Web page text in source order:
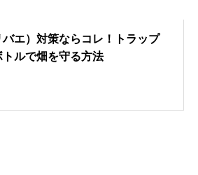
エ）対策ならコレ！トラップ
ルで畑を守る方法